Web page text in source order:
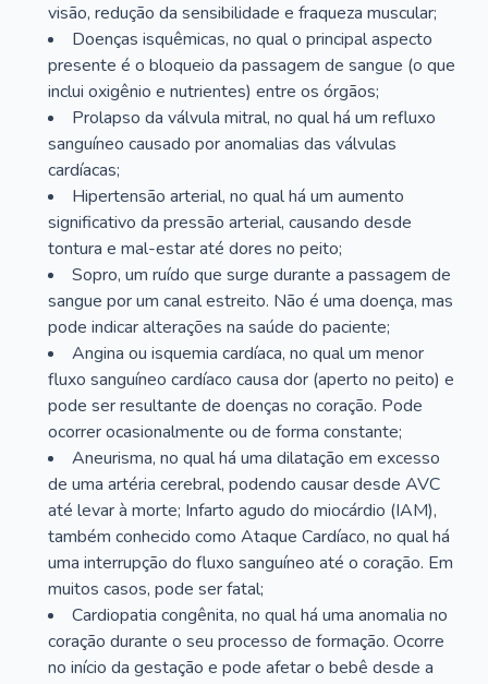
visão, redução da sensibilidade e fraqueza muscular;
Doenças isquêmicas, no qual o principal aspecto
presente é o bloqueio da passagem de sangue (o que
inclui oxigênio e nutrientes) entre os órgãos;
Prolapso da válvula mitral, no qual há um refluxo
sanguíneo causado por anomalias das válvulas
cardíacas;
Hipertensão arterial, no qual há um aumento
significativo da pressão arterial, causando desde
tontura e mal-estar até dores no peito;
Sopro, um ruído que surge durante a passagem de
sangue por um canal estreito. Não é uma doença, mas
pode indicar alterações na saúde do paciente;
Angina ou isquemia cardíaca, no qual um menor
fluxo sanguíneo cardíaco causa dor (aperto no peito) e
pode ser resultante de doenças no coração. Pode
ocorrer ocasionalmente ou de forma constante;
Aneurisma, no qual há uma dilatação em excesso
de uma artéria cerebral, podendo causar desde AVC
até levar à morte; Infarto agudo do miocárdio (IAM),
também conhecido como Ataque Cardíaco, no qual há
uma interrupção do fluxo sanguíneo até o coração. Em
muitos casos, pode ser fatal;
Cardiopatia congênita, no qual há uma anomalia no
coração durante o seu processo de formação. Ocorre
no início da gestação e pode afetar o bebê desde a